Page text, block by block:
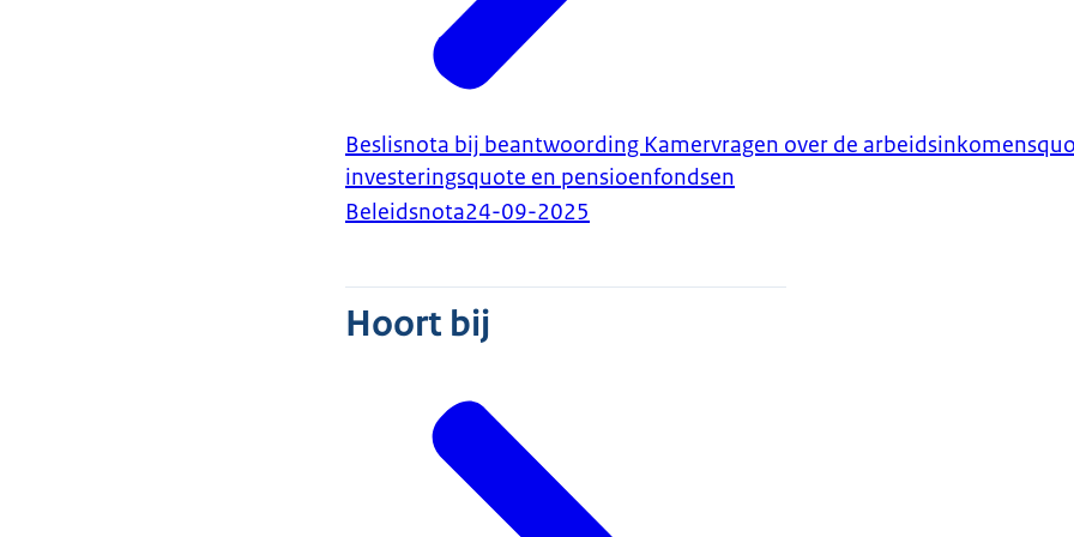
Beslisnota bij beantwoording Kamervragen over de
investeringsquote en pensioenfondsen
Beleidsnota24-09-2025
Hoort bij